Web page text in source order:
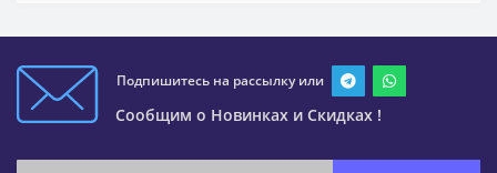
Подпишитесь на рассылку или
Сообщим о Новинках и Скидках !